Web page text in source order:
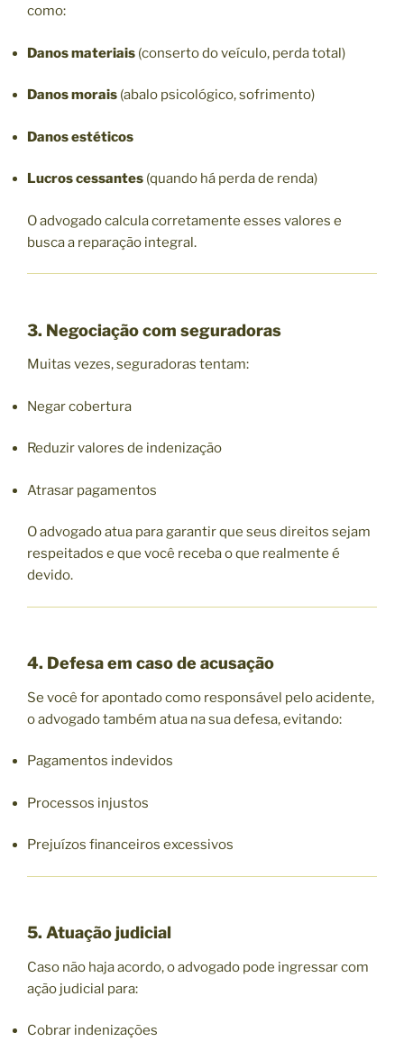
como:
Danos materiais (conserto do veículo, perda total)
Danos morais (abalo psicológico, sofrimento)
Danos estéticos
Lucros cessantes (quando há perda de renda)
O advogado calcula corretamente esses valores e
busca a reparação integral.
3. Negociação com seguradoras
Muitas vezes, seguradoras tentam:
Negar cobertura
Reduzir valores de indenização
Atrasar pagamentos
O advogado atua para garantir que seus direitos sejam
respeitados e que você receba o que realmente é
devido.
4. Defesa em caso de acusação
Se você for apontado como responsável pelo acidente,
o advogado também atua na sua defesa, evitando:
Pagamentos indevidos
Processos injustos
Prejuízos financeiros excessivos
5. Atuação judicial
Caso não haja acordo, o advogado pode ingressar com
ação judicial para:
Cobrar indenizações